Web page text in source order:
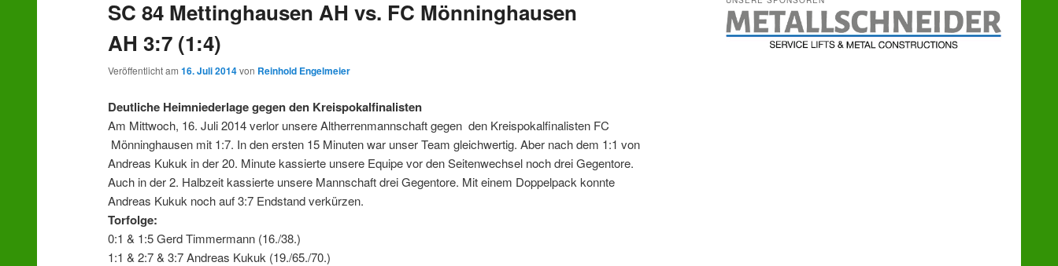
wechseln
SC 84 Mettinghausen AH vs. FC Mönninghausen
AH 3:7 (1:4)
Veröffentlicht am16. Juli 2014von Reinhold Engelmeier
Deutliche Heimniederlage gegen den Kreispokalfinalisten
Am Mittwoch, 16. Juli 2014 verlor unsere Altherrenmannschaft gegen den Kreispokalfinalisten FC
Mönninghausen mit 1:7. In den ersten 15 Minuten war unser Team gleichwertig. Aber nach dem 1:1 von
Andreas Kukuk in der 20. Minute kassierte unsere Equipe vor den Seitenwechsel noch drei Gegentore.
Auch in der 2. Halbzeit kassierte unsere Mannschaft drei Gegentore. Mit einem Doppelpack konnte
Andreas Kukuk noch auf 3:7 Endstand verkürzen.
Torfolge:
0:1 & 1:5 Gerd Timmermann (16./38.)
1:1 & 2:7 & 3:7 Andreas Kukuk (19./65./70.)
e
n